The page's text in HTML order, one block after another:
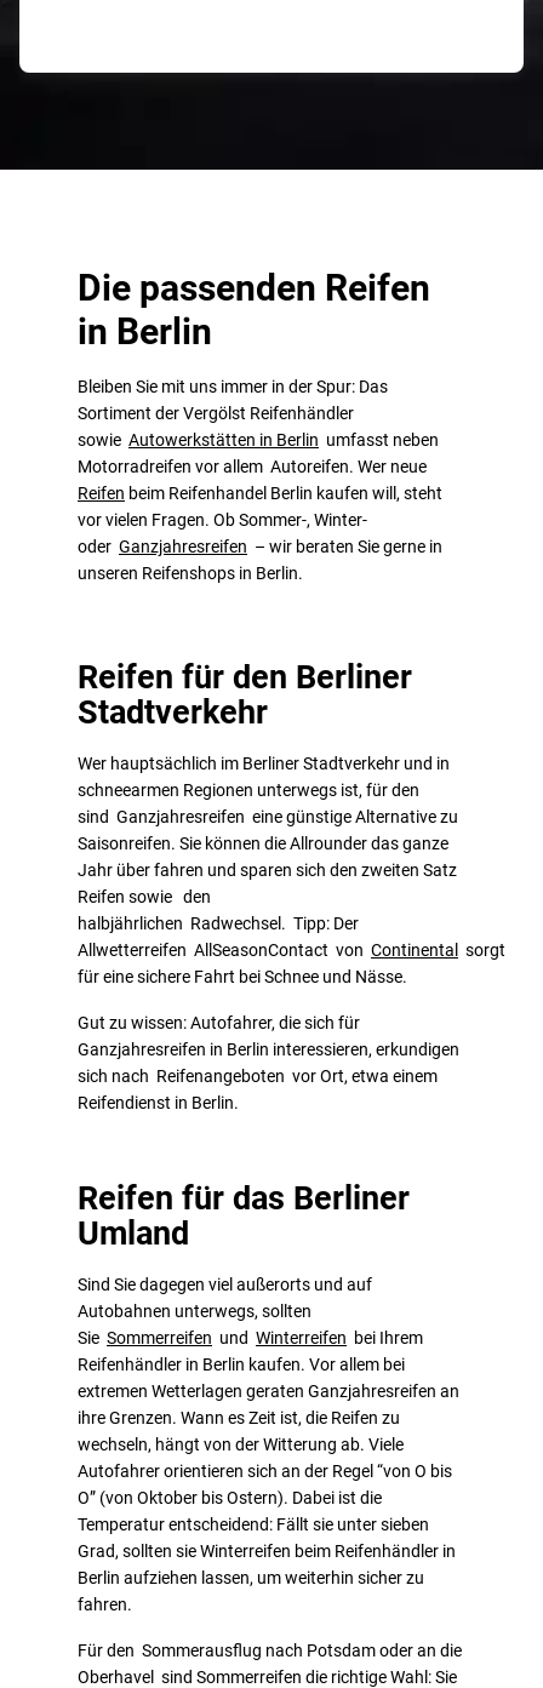
Die passenden Reifen
in Berlin
Bleiben Sie mit uns immer in der Spur: Das
Sortiment der Vergölst Reifenhändler
sowie Autowerkstätten in Berlin umfasst neben
Motorradreifen vor allem Autoreifen. Wer neue
Reifen beim Reifenhandel Berlin kaufen will, steht
vor vielen Fragen. Ob Sommer-, Winter-
oder Ganzjahresreifen – wir beraten Sie gerne in
unseren Reifenshops in Berlin.
Reifen für den Berliner
Stadtverkehr
Wer hauptsächlich im Berliner Stadtverkehr und in
schneearmen Regionen unterwegs ist, für den
sind Ganzjahresreifen eine günstige Alternative zu
Saisonreifen. Sie können die Allrounder das ganze
Jahr über fahren und sparen sich den zweiten Satz
Reifen sowie den
halbjährlichen Radwechsel. Tipp: Der
Allwetterreifen AllSeasonContact von Continental
sorgt
für eine sichere Fahrt bei Schnee und Nässe.
Gut zu wissen: Autofahrer, die sich für
Ganzjahresreifen in Berlin interessieren, erkundigen
sich nach Reifenangeboten vor Ort, etwa einem
Reifendienst in Berlin.
Reifen für das Berliner
Umland
Sind Sie dagegen viel außerorts und auf
Autobahnen unterwegs, sollten
Sie Sommerreifen und Winterreifen bei Ihrem
Reifenhändler in Berlin kaufen. Vor allem bei
extremen Wetterlagen geraten Ganzjahresreifen an
ihre Grenzen. Wann es Zeit ist, die Reifen zu
wechseln, hängt von der Witterung ab. Viele
Autofahrer orientieren sich an der Regel “von O bis
O” (von Oktober bis Ostern). Dabei ist die
Temperatur entscheidend: Fällt sie unter sieben
Grad, sollten sie Winterreifen beim Reifenhändler in
Berlin aufziehen lassen, um weiterhin sicher zu
fahren.
Für den Sommerausflug nach Potsdam oder an die
Oberhavel sind Sommerreifen die richtige Wahl: Sie